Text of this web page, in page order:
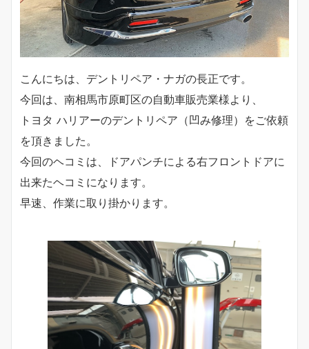
こんにちは、デントリペア・ナガの長正です。
今回は、南相馬市原町区の自動車販売業様より、
トヨタ ハリアーのデントリペア（凹み修理）をご依頼
を頂きました。
今回のヘコミは、ドアパンチによる右フロントドアに
出来たヘコミになります。
早速、作業に取り掛かります。